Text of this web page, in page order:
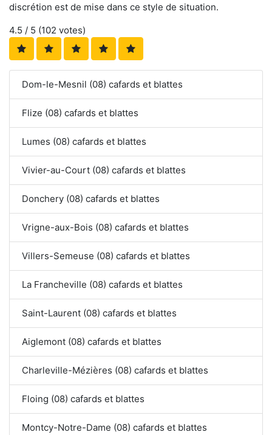
discrétion est de mise dans ce style de situation.
4.5 / 5 (102 votes)
Dom-le-Mesnil (08) cafards et blattes
Flize (08) cafards et blattes
Lumes (08) cafards et blattes
Vivier-au-Court (08) cafards et blattes
Donchery (08) cafards et blattes
Vrigne-aux-Bois (08) cafards et blattes
Villers-Semeuse (08) cafards et blattes
La Francheville (08) cafards et blattes
Saint-Laurent (08) cafards et blattes
Aiglemont (08) cafards et blattes
Charleville-Mézières (08) cafards et blattes
Floing (08) cafards et blattes
Montcy-Notre-Dame (08) cafards et blattes